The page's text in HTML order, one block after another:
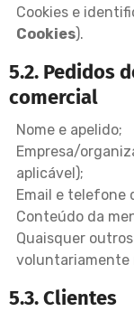
Cookies e
Cookies).
5.2. Pedidos
comercial
Nome e apelido;
Empresa/
aplicável);
Email e telefone
Conteúdo da
Quaisquer
voluntariamente
5.3. Clientes